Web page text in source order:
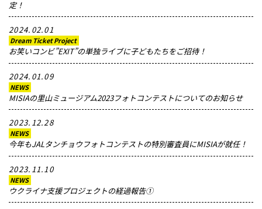
定！
2024.02.01
Dream Ticket Project
お笑いコンビ”EXIT”の単独ライブに子どもたちをご招待！
2024.01.09
NEWS
MISIAの里山ミュージアム2023フォトコンテストについてのお知らせ
2023.12.28
NEWS
今年もJALタンチョウフォトコンテストの特別審査員にMISIAが就任！
2023.11.10
NEWS
ウクライナ支援プロジェクトの経過報告①